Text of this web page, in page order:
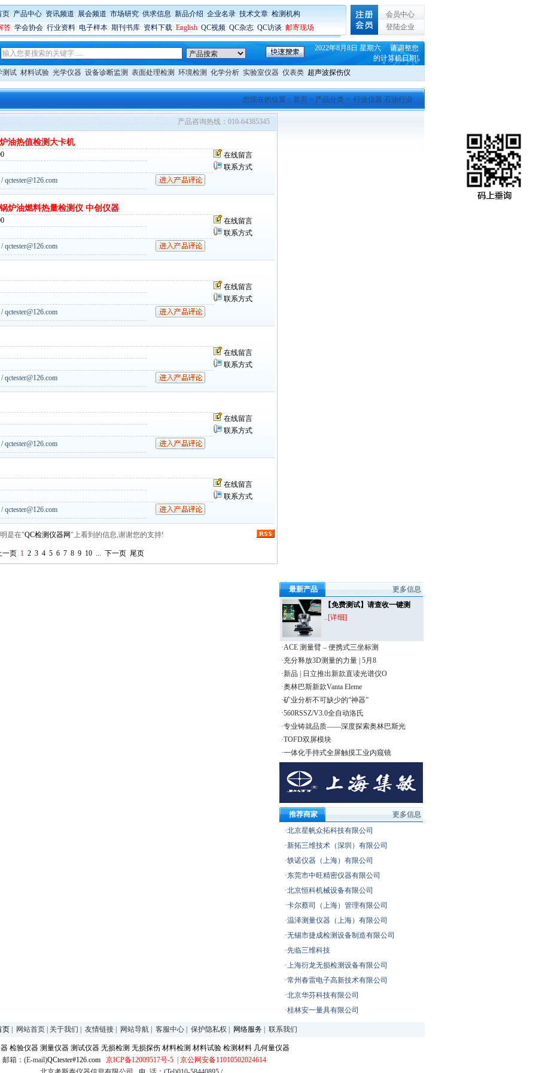
页: 产品中心: 资讯频道: 展会频道: 市场研究: 供求信息: 新品介绍: 企业名录: 技术文章: 检测机构
答: 学会协会: 行业资料: 电子样本: 期刊书库: 资料下载: English: QC视频: QC杂志: QC访谈: 邮寄现场
会员中心
登陆企业
2022年8月8日 星期六 请调整您
的计算机日期!
测试 材料试验 光学仪器 设备诊断监测 表面处理检测 环境检测 化学分析 实验室仪器 仪表类 超声波探伤仪
您现在的位置： 首页 > 产品分类 > 行业仪器 石油行业
产品咨询热线：010-64385345
油热值检测大卡机
在线留言
联系方式
炉油燃料热量检测仪 中创仪器
在线留言
联系方式
在线留言
联系方式
在线留言
联系方式
在线留言
联系方式
在线留言
联系方式
是在"QC检测仪器网"上看到的信息,谢谢您的支持!
一页 1 2 3 4 5 6 7 8 9 10 ... 下一页 尾页
最新产品
更多信息
【免费测试】请查收一键测
..[详细]
·ACE 测量臂 – 便携式三坐标测
·充分释放3D测量的力量 | 5月8
·新品 | 日立推出新款直读光谱仪O
·奥林巴斯新款Vanta Eleme
·矿业分析不可缺少的“神器”
·560RSSZ/V3.0全自动洛氏
·专业铸就品质——深度探索奥林巴斯光
·TOFD双屏模块
·一体化手持式全屏触摸工业内窥镜
推荐商家
更多信息
·北京星帆众拓科技有限公司
·新拓三维技术（深圳）有限公司
·轶诺仪器（上海）有限公司
·东莞市中旺精密仪器有限公司
·北京恒科机械设备有限公司
·卡尔蔡司（上海）管理有限公司
·温泽测量仪器（上海）有限公司
·无锡市捷成检测设备制造有限公司
·先临三维科技
·上海衍龙无损检测设备有限公司
·常州春雷电子高新技术有限公司
·北京华芬科技有限公司
·桂林安一量具有限公司
页 网站首页 关于我们 友情链接 网站导航 客服中心 保护隐私权 网络服务 联系我们
检验仪器 测量仪器 测试仪器 无损检测 无损探伤 材料检测 材料试验 检测材料 几何量仪器
邮箱：(E-mail)QCtester#126.com 京ICP备12009517号-5
| 京公网安备11010502024614